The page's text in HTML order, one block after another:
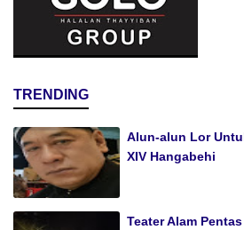
TRENDING
Alun-alun Lor
XIV Hangabehi
Teater Alam